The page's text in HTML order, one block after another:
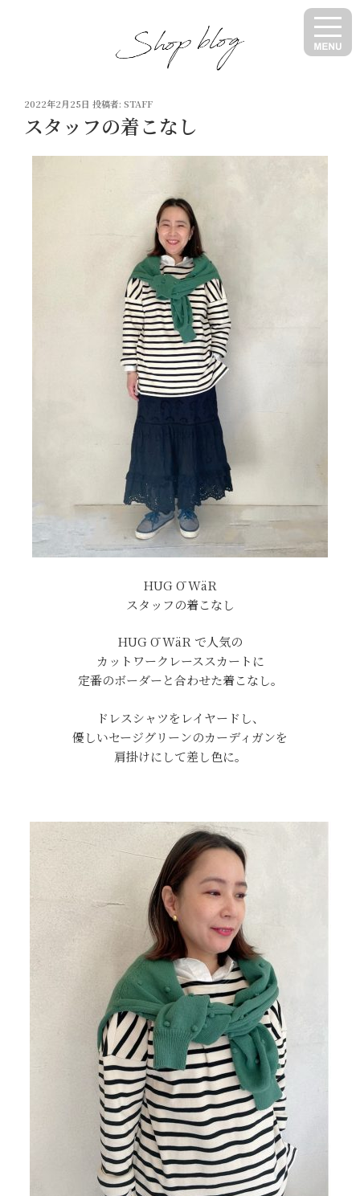
投
日:
2022年2月25日 投稿者: STAFF
スタッフの着こなし
HUG Ō WäR
スタッフの着こなし
HUG Ō WäR で人気の
カットワークレーススカートに
定番のボーダーと合わせた着こなし。
ドレスシャツをレイヤードし、
優しいセージグリーンのカーディガンを
肩掛けにして差し色に。